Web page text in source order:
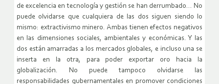
de excelencia en tecnología y gestión se han derrumbado… No
puede olvidarse que cualquiera de las dos siguen siendo lo
mismo: extractivismo minero. Ambas tienen efectos negativos
en las dimensiones sociales, ambientales y económicas. Y las
dos están amarradas a los mercados globales, e incluso una se
inserta en la otra, para poder exportar oro hacia la
globalización. No puede tampoco olvidarse las
responsabilidades gubernamentales en promover condiciones